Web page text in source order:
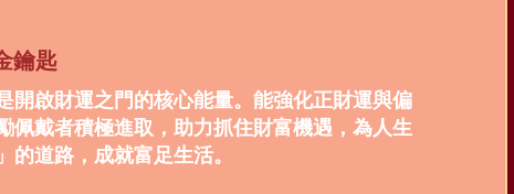
鑰匙
開啟財運之門的核心能量。能強化正財運與偏
佩戴者積極進取，助力抓住財富機遇，為人生
道路，成就富足生活。